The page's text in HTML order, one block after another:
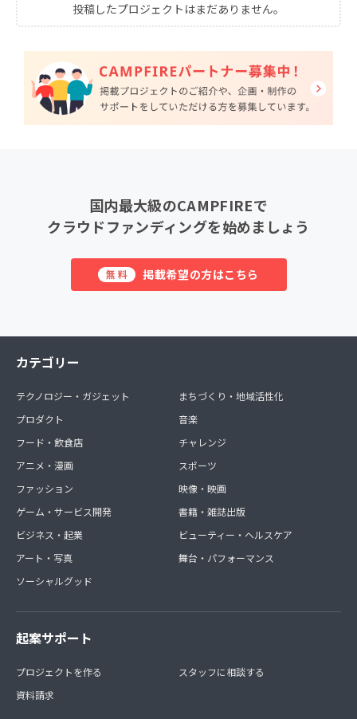
投稿したプロジェクトはまだありません。
国内最大級のCAMPFIREで
クラウドファンディングを始めましょう
無料 掲載希望の方はこちら
カテゴリー
テクノロジー・ガジェット
プロダクト
フード・飲食店
アニメ・漫画
ファッション
ゲーム・サービス開発
ビジネス・起業
アート・写真
ソーシャルグッド
まちづくり・地域活性化
音楽
チャレンジ
スポーツ
映像・映画
書籍・雑誌出版
ビューティー・ヘルスケア
舞台・パフォーマンス
起案サポート
プロジェクトを作る
資料請求
スタッフに相談する